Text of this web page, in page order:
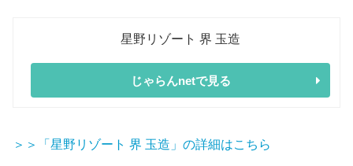
星野リゾート 界 玉造
じゃらんnetで見る
＞＞「星野リゾート 界 玉造」の詳細はこちら